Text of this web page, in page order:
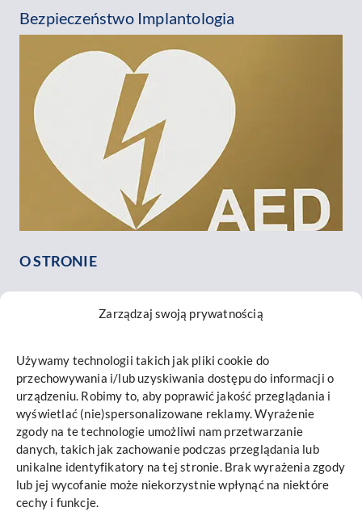
Zarządzaj swoją prywatnością
Używamy technologii takich jak pliki cookie do
przechowywania i/lub uzyskiwania dostępu do informacji o
urządzeniu. Robimy to, aby poprawić jakość przeglądania i
wyświetlać (nie)spersonalizowane reklamy. Wyrażenie
zgody na te technologie umożliwi nam przetwarzanie
danych, takich jak zachowanie podczas przeglądania lub
unikalne identyfikatory na tej stronie. Brak wyrażenia zgody
lub jej wycofanie może niekorzystnie wpłynąć na niektóre
cechy i funkcje.
Bezpieczeństwo Implantologia
O STRONIE
Kontakt
INFORMACJE
Mapa strony
Polityka prywatności i cookies
Promieniowanie RTG